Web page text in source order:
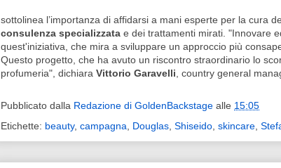
sottolinea l’importanza di affidarsi a mani esperte per la cura
consulenza specializzata e dei trattamenti mirati. "Innovare
quest'iniziativa, che mira a sviluppare un approccio più
Questo progetto, che ha avuto un riscontro straordinario lo
profumeria", dichiara Vittorio Garavelli, country general
Pubblicato dalla Redazione di GoldenBackstage alle 15:05
Etichette: beauty, campagna, Douglas, Shiseido, skincare,